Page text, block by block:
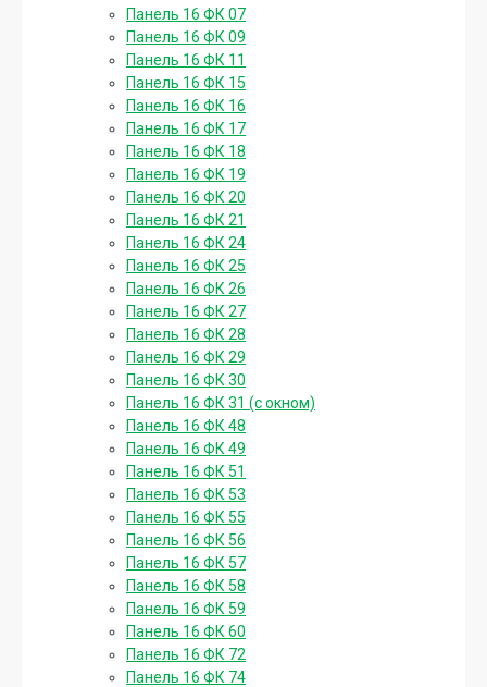
Панель 16 ФК 07
Панель 16 ФК 09
Панель 16 ФК 11
Панель 16 ФК 15
Панель 16 ФК 16
Панель 16 ФК 17
Панель 16 ФК 18
Панель 16 ФК 19
Панель 16 ФК 20
Панель 16 ФК 21
Панель 16 ФК 24
Панель 16 ФК 25
Панель 16 ФК 26
Панель 16 ФК 27
Панель 16 ФК 28
Панель 16 ФК 29
Панель 16 ФК 30
Панель 16 ФК 31 (с окном)
Панель 16 ФК 48
Панель 16 ФК 49
Панель 16 ФК 51
Панель 16 ФК 53
Панель 16 ФК 55
Панель 16 ФК 56
Панель 16 ФК 57
Панель 16 ФК 58
Панель 16 ФК 59
Панель 16 ФК 60
Панель 16 ФК 72
Панель 16 ФК 74